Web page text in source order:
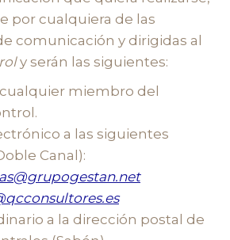
por cualquiera de las
comunicación y dirigidas al
y serán las siguientes:
miembro del
a las siguientes
Canal):
a la dirección postal de